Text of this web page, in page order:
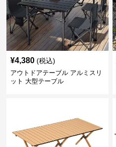
¥4,380 (税込)
アウトドアテーブル アルミスリ
ット 大型テーブル